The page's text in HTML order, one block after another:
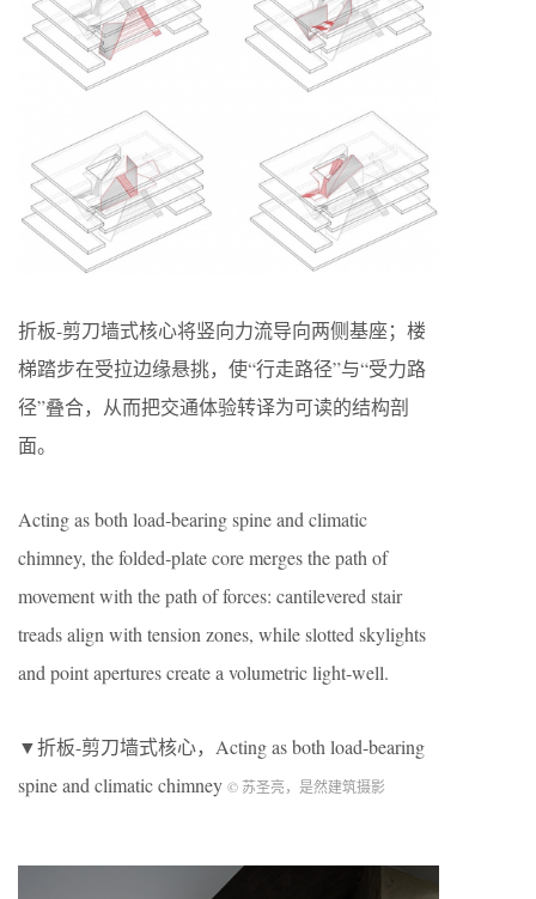
折板-剪刀墙式核心将竖向力流导向两侧基座；楼
梯踏步在受拉边缘悬挑，使“行走路径”与“受力路
径”叠合，从而把交通体验转译为可读的结构剖
面。
Acting as both load‑bearing spine and climatic
chimney, the folded‑plate core merges the path of
movement with the path of forces: cantilevered stair
treads align with tension zones, while slotted skylights
and point apertures create a volumetric light‑well.
▼折板-剪刀墙式核心，Acting as both load‑bearing
spine and climatic chimney © 苏圣亮，是然建筑摄影